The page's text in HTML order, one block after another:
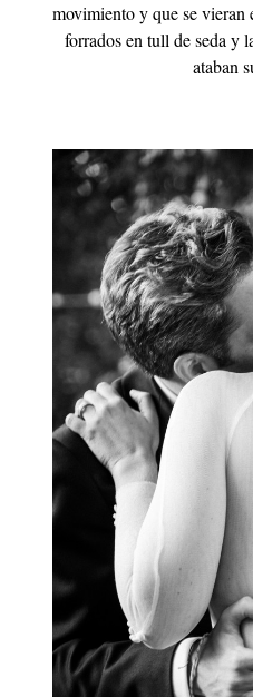
movimiento y que se vieran
forrados en tull de seda y
ataban